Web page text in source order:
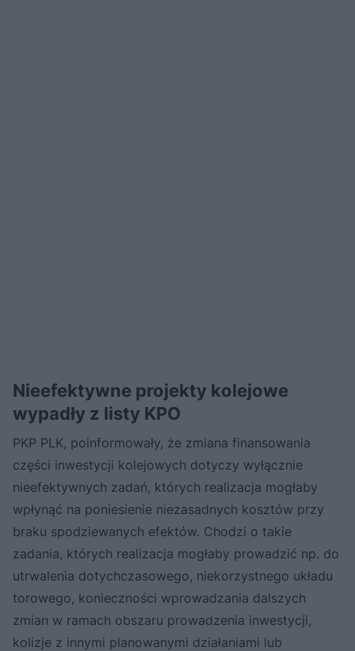
Nieefektywne projekty kolejowe
wypadły z listy KPO
PKP PLK, poinformowały, że zmiana finansowania
części inwestycji kolejowych dotyczy wyłącznie
nieefektywnych zadań, których realizacja mogłaby
wpłynąć na poniesienie niezasadnych kosztów przy
braku spodziewanych efektów. Chodzi o takie
zadania, których realizacja mogłaby prowadzić np. do
utrwalenia dotychczasowego, niekorzystnego układu
torowego, konieczności wprowadzania dalszych
zmian w ramach obszaru prowadzenia inwestycji,
kolizje z innymi planowanymi działaniami lub